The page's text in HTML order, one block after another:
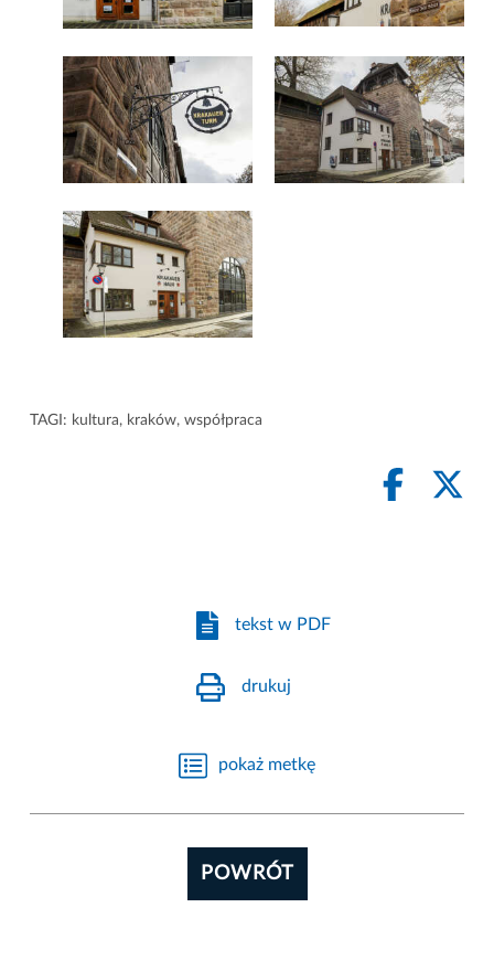
TAGI: kultura, kraków, współpraca
tekst w PDF
drukuj
pokaż metkę
POWRÓT